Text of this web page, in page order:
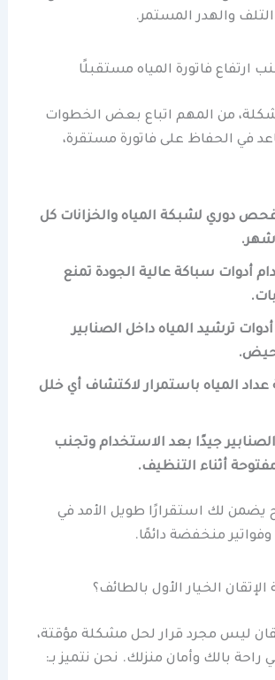
والهدر المستمر.
ارتفاع فاتورة المياه مستقبلًا
من المهم اتباع بعض الخطوات
في الحفاظ على فاتورة مستقرة،
فحص دوري لشبكة المياه والخزانات كل
أدوات سباكة عالية الجودة تمنع
ترشيد المياه داخل الصنابير
عداد المياه باستمرار لاكتشاف أي خلل
جيدًا بعد الاستخدام وتجنب
أثناء التنظيف.
يضمن لك استقرارًا طويل الأمد في
منخفضة دائمًا.
الخيار الأول بالطائف؟
ليس مجرد قرار لحل مشكلة مؤقتة،
راحة بالك وأمان منزلك. نحن نتميز بـ: